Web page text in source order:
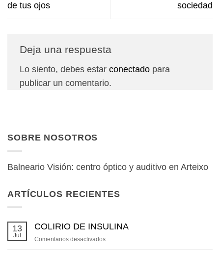
de tus ojos
sociedad
Deja una respuesta
Lo siento, debes estar conectado para
publicar un comentario.
SOBRE NOSOTROS
Balneario Visión: centro óptico y auditivo en Arteixo
ARTÍCULOS RECIENTES
13
Jul
COLIRIO DE INSULINA
Comentarios desactivadosen